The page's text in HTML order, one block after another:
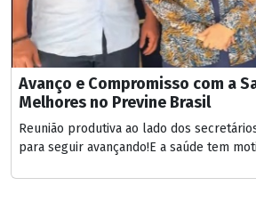
Avanço e Compromisso com a
Melhores no Previne Brasil
Reunião produtiva ao lado dos
para seguir avançando!E a saúde tem